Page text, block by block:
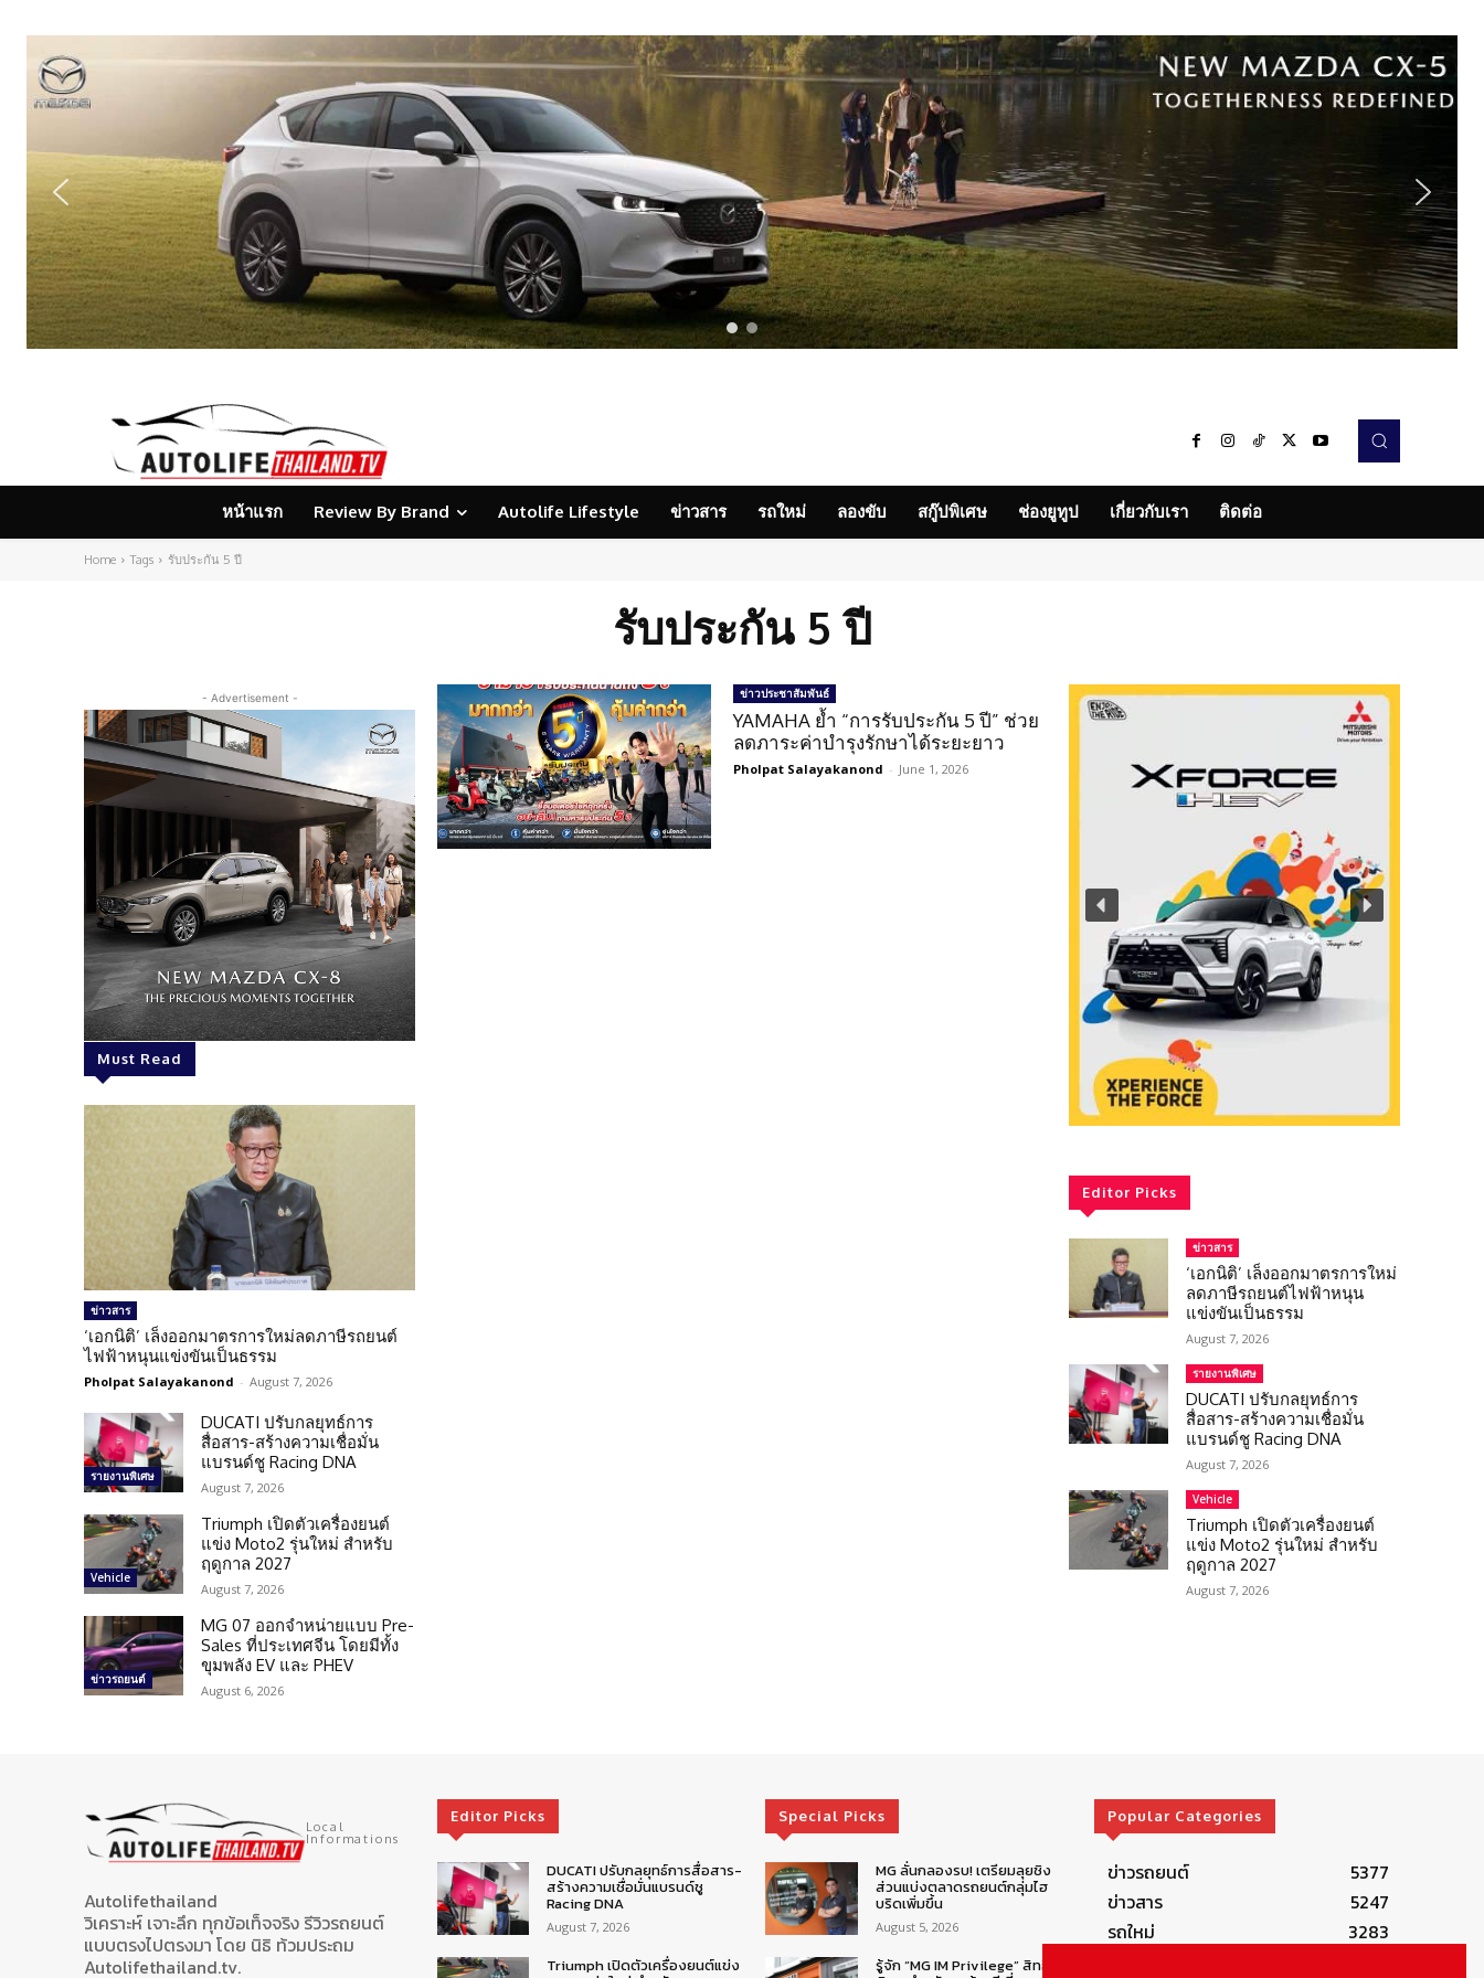
หน้าแรก Review By Brand Autolife Lifestyle ข่าวสาร รถใหม่ ลองขับ สกู๊ปพิเศษ ช่องยูทูป เกี่ยวกับเรา ติดต่อ
Home Tags รับประกัน 5 ปี
รับประกัน 5 ปี
- Advertisement -
Must Read
ข่าวสาร
‘เอกนิติ’ เล็งออกมาตรการใหม่ลดภาษีรถยนต์
ไฟฟ้าหนุนแข่งขันเป็นธรรม
Pholpat Salayakanond - August 7, 2026
รายงานพิเศษ
DUCATI ปรับกลยุทธ์การ
สื่อสาร-สร้างความเชื่อมั่น
แบรนด์ชู Racing DNA
August 7, 2026
Vehicle
Triumph เปิดตัวเครื่องยนต์
แข่ง Moto2 รุ่นใหม่ สำหรับ
ฤดูกาล 2027
August 7, 2026
ข่าวรถยนต์
MG 07 ออกจำหน่ายแบบ Pre-
Sales ที่ประเทศจีน โดยมีทั้ง
ขุมพลัง EV และ PHEV
August 6, 2026
ข่าวประชาสัมพันธ์
YAMAHA ย้ำ “การรับประกัน 5 ปี” ช่วย
ลดภาระค่าบำรุงรักษาได้ระยะยาว
Pholpat Salayakanond - June 1, 2026
Editor Picks
ข่าวสาร
‘เอกนิติ’ เล็งออกมาตรการใหม่
ลดภาษีรถยนต์ไฟฟ้าหนุน
แข่งขันเป็นธรรม
August 7, 2026
รายงานพิเศษ
DUCATI ปรับกลยุทธ์การ
สื่อสาร-สร้างความเชื่อมั่น
แบรนด์ชู Racing DNA
August 7, 2026
Vehicle
Triumph เปิดตัวเครื่องยนต์
แข่ง Moto2 รุ่นใหม่ สำหรับ
ฤดูกาล 2027
August 7, 2026
Local
Informations
Autolifethailand
วิเคราะห์ เจาะลึก ทุกข้อเท็จจริง รีวิวรถยนต์
แบบตรงไปตรงมา โดย นิธิ ท้วมประถม
Autolifethailand.tv.
Editor Picks
DUCATI ปรับกลยุทธ์การสื่อสาร-
สร้างความเชื่อมั่นแบรนด์ชู
Racing DNA
August 7, 2026
Triumph เปิดตัวเครื่องยนต์แข่ง
Special Picks
MG ลั่นกลองรบ! เตรียมลุยชิง
ส่วนแบ่งตลาดรถยนต์กลุ่มไฮ
บริดเพิ่มขึ้น
August 5, 2026
รู้จัก “MG IM Privilege” สิทธิ
Popular Categories
ข่าวรถยนต์
5377
ข่าวสาร
5247
รถใหม่
3283